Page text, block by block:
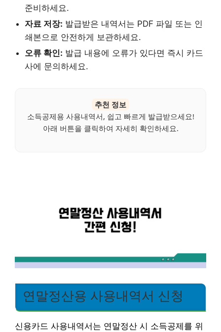
준비하세요.
자료 저장: 발급받은 내역서는 PDF 파일 또는 인
쇄본으로 안전하게 보관하세요.
오류 확인: 발급 내용에 오류가 있다면 즉시 카드
사에 문의하세요.
추천 정보
소득공제용 사용내역서, 쉽고 빠르게 발급받으세요!
아래 버튼을 클릭하여 자세히 확인하세요.
연말정산용 사용내역서 신청
신용카드 사용내역서는 연말정산 시 소득공제를 위